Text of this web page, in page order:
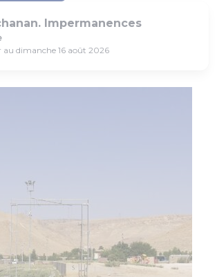
Impermanences
au dimanche 16 août 2026